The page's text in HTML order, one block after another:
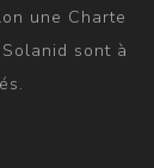
une Charte
sont à